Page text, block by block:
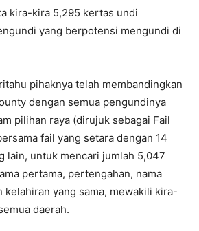
kira-kira 5,295 kertas undi
yang berpotensi mengundi di
pihaknya telah membandingkan
dengan semua pengundinya
pilihan raya (dirujuk sebagai Fail
fail yang setara dengan 14
lain, untuk mencari jumlah 5,047
pertama, pertengahan, nama
kelahiran yang sama, mewakili kira-
daerah.